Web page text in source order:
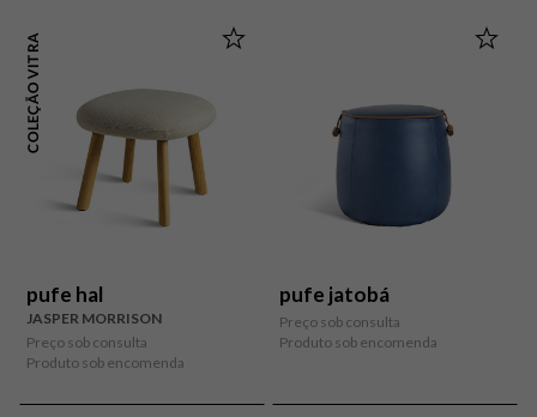
COLEÇÃO VITRA
pufe hal
JASPER MORRISON
Preço sob consulta
Produto sob encomenda
pufe jatobá
Preço sob consulta
Produto sob encomenda